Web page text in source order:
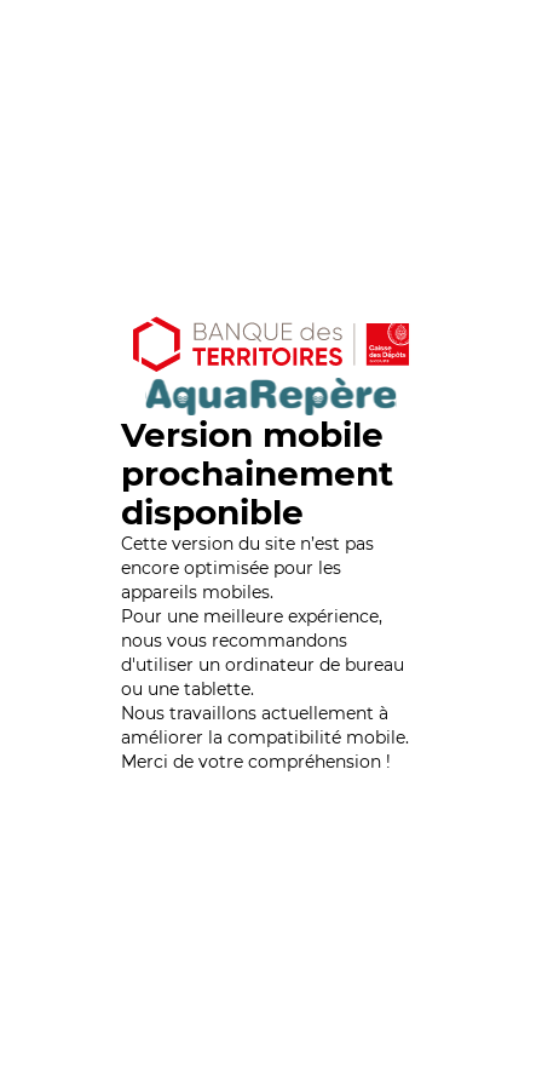
Version mobile
prochainement
disponible
Cette version du site n’est pas
encore optimisée pour les
appareils mobiles.
Pour une meilleure expérience,
nous vous recommandons
d'utiliser un ordinateur de bureau
ou une tablette.
Nous travaillons actuellement à
améliorer la compatibilité mobile.
Merci de votre compréhension !